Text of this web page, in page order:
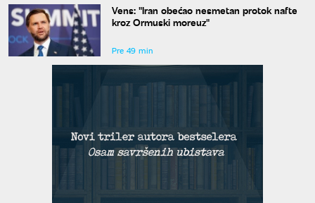
Vens: "Iran obećao nesmetan protok nafte
kroz Ormuski moreuz"
Pre 49 min